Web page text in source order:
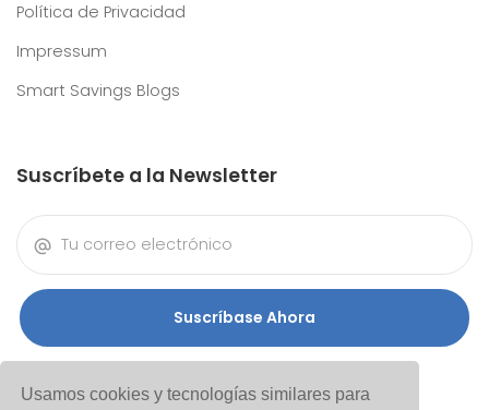
Usamos cookies y tecnologías similares para
Política de Privacidad
Impressum
Smart Savings Blogs
Suscríbete a la Newsletter
Suscríbase Ahora